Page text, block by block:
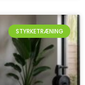
STYRKETRÆNING